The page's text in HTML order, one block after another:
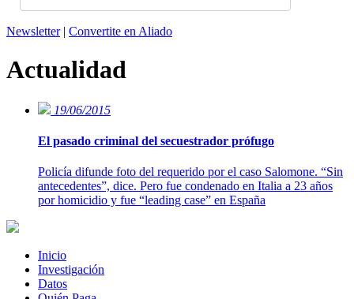
Newsletter| Convertite en Aliado
Actualidad
19/06/2015
El pasado criminal del secuestrador prófugo
Policía difunde foto del requerido por el caso Salomone. “Sin
antecedentes”, dice. Pero fue condenado en Italia a 23 años
por homicidio y fue “leading case” en España
Inicio
Investigación
Datos